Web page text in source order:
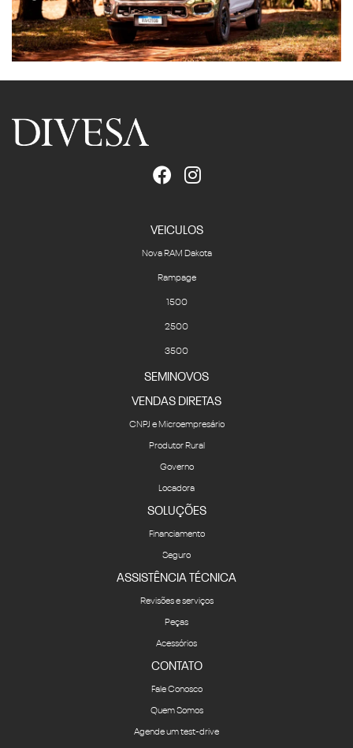
VEICULOS
Nova RAM Dakota
Rampage
1500
2500
3500
SEMINOVOS
VENDAS DIRETAS
CNPJ e Microempresário
Produtor Rural
Governo
Locadora
SOLUÇÕES
Financiamento
Seguro
ASSISTÊNCIA TÉCNICA
Revisões e serviços
Peças
Acessórios
CONTATO
Fale Conosco
Quem Somos
Agende um test-drive